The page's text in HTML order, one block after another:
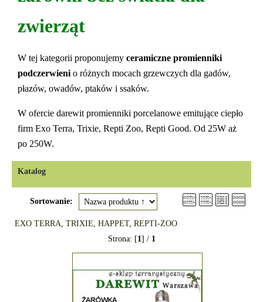
zwierząt
W tej kategorii proponujemy ceramiczne promienniki
podczerwieni o różnych mocach grzewczych dla gadów,
płazów, owadów, ptaków i ssaków.
W ofercie darewit promienniki porcelanowe emitujące ciepło
firm Exo Terra, Trixie, Repti Zoo, Repti Good. Od 25W aż
po 250W.
Katalog
Sortowanie:
EXO TERRA, TRIXIE, HAPPET, REPTI-ZOO
Strona: [1] / 1